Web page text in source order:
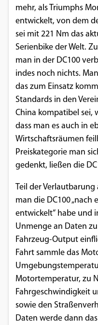
mehr, als Triumphs
entwickelt, von dem
sei mit 221 Nm das
Serienbike der Welt.
man in der DC100
indes noch nichts.
das zum Einsatz
Standards in den
China kompatibel sei,
dass man es auch in
Wirtschaftsräumen
Preiskategorie man
gedenkt, ließen die
Teil der Verlautbarung
man die DC100
entwickelt“ habe und
Unmenge an Daten
Fahrzeug-Output
Fahrt sammle das
Motortemperatur, zu
Fahrgeschwindigkeit
sowie den
Daten werde dann
Anbieter:
Google